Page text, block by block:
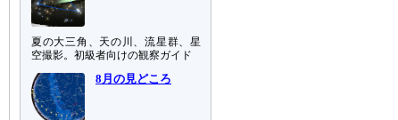
夏の大三角、天の川、流星群、星
空撮影。初級者向けの観察ガイド
8月の見どころ